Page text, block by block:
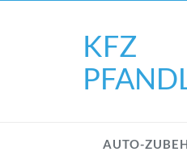
KFZ
AUTO-